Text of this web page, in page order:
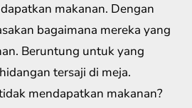
makanan. Dengan
bagaimana mereka yang
Beruntung untuk yang
tersaji di meja.
mendapatkan makanan?